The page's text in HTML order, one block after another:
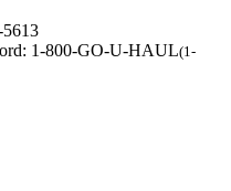
5613
1-800-GO-U-HAUL(1-